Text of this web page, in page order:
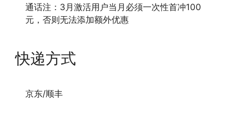
通话注：3月激活用户当月必须一次性首冲100
元，否则无法添加额外优惠
快递方式
京东/顺丰